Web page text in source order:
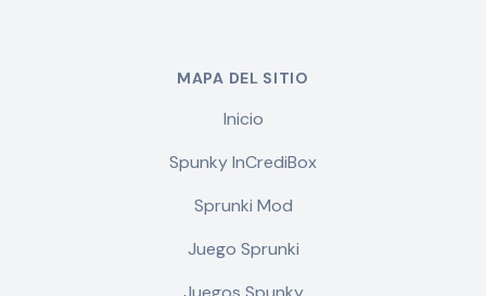
MAPA DEL SITIO
Inicio
Spunky InCrediBox
Sprunki Mod
Juego Sprunki